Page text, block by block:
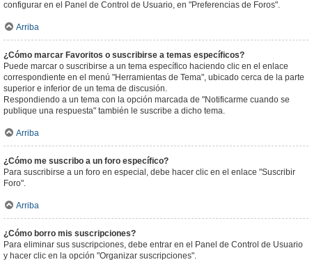
configurar en el Panel de Control de Usuario, en "Preferencias de Foros".
Arriba
¿Cómo marcar Favoritos o suscribirse a temas específicos?
Puede marcar o suscribirse a un tema específico haciendo clic en el enlace
correspondiente en el menú "Herramientas de Tema", ubicado cerca de la parte
superior e inferior de un tema de discusión.
Respondiendo a un tema con la opción marcada de "Notificarme cuando se
publique una respuesta" también le suscribe a dicho tema.
Arriba
¿Cómo me suscribo a un foro específico?
Para suscribirse a un foro en especial, debe hacer clic en el enlace "Suscribir
Foro".
Arriba
¿Cómo borro mis suscripciones?
Para eliminar sus suscripciones, debe entrar en el Panel de Control de Usuario
y hacer clic en la opción "Organizar suscripciones".